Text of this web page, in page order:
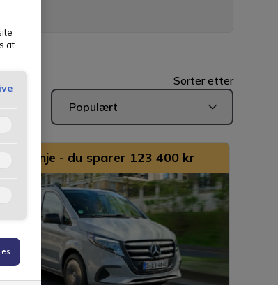
Sorter etter
Populært
Kampanje - du sparer 123 400 kr
at